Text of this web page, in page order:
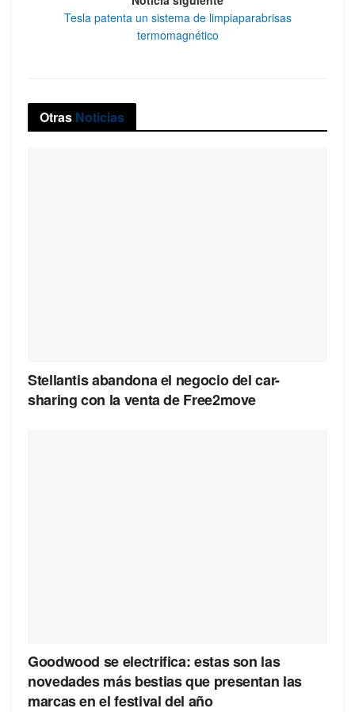
Tesla patenta un sistema de limpiaparabrisas
termomagnético
Otras Noticias
Stellantis abandona el negocio del car-
sharing con la venta de Free2move
Goodwood se electrifica: estas son las
novedades más bestias que presentan las
marcas en el festival del año